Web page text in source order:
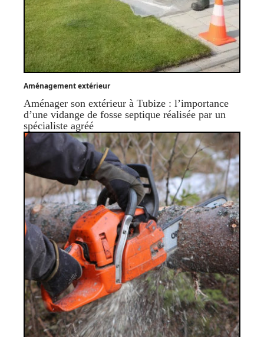
Aménagement extérieur
Aménager son extérieur à Tubize : l’importance
d’une vidange de fosse septique réalisée par un
spécialiste agréé